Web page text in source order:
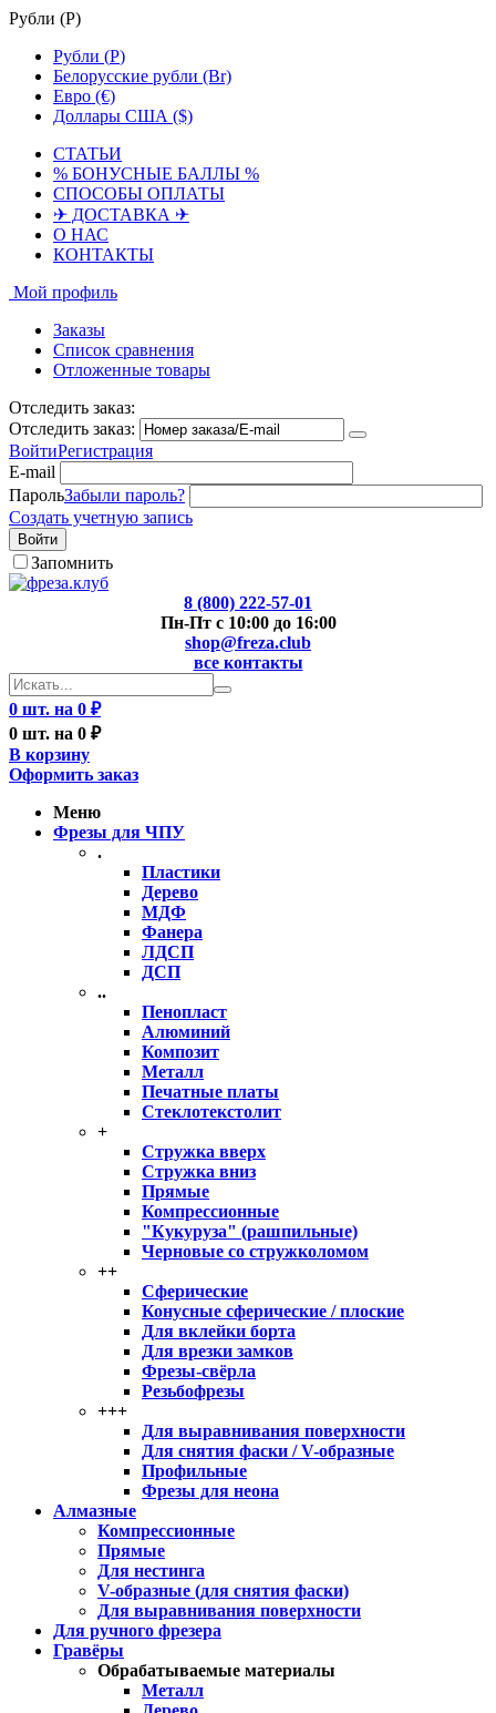
Рубли (Р)
Рубли (Р)
Белорусские рубли (Br)
Евро (€)
Доллары США ($)
СТАТЬИ
% БОНУСНЫЕ БАЛЛЫ %
СПОСОБЫ ОПЛАТЫ
✈ ДОСТАВКА ✈
О НАС
КОНТАКТЫ
Мой профиль
Заказы
Список сравнения
Отложенные товары
Отследить заказ:
Отследить заказ:
ВойтиРегистрация
E-mail
ПарольЗабыли пароль?
Создать учетную запись
Войти
Запомнить
8 (800) 222-57-01
Пн-Пт с 10:00 до 16:00
shop@freza.club
все контакты
0 шт. на 0 ₽
0 шт. на 0 ₽
В корзину
Оформить заказ
Меню
Фрезы для ЧПУ
.
Пластики
Дерево
МДФ
Фанера
ЛДСП
ДСП
..
Пенопласт
Алюминий
Композит
Металл
Печатные платы
Стеклотекстолит
+
Стружка вверх
Стружка вниз
Прямые
Компрессионные
"Кукуруза" (рашпильные)
Черновые со стружколомом
++
Сферические
Конусные сферические / плоские
Для вклейки борта
Для врезки замков
Фрезы-свёрла
Резьбофрезы
+++
Для выравнивания поверхности
Для снятия фаски / V-образные
Профильные
Фрезы для неона
Алмазные
Компрессионные
Прямые
Для нестинга
V-образные (для снятия фаски)
Для выравнивания поверхности
Для ручного фрезера
Гравёры
Обрабатываемые материалы
Металл